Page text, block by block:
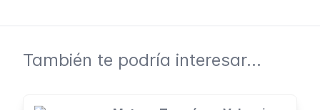
También te podría interesar...